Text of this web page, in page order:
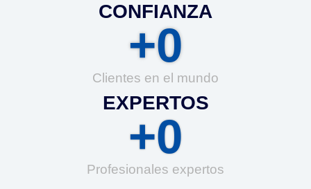
CONFIANZA
Clientes en el mundo
+0
EXPERTOS
Profesionales expertos
+0